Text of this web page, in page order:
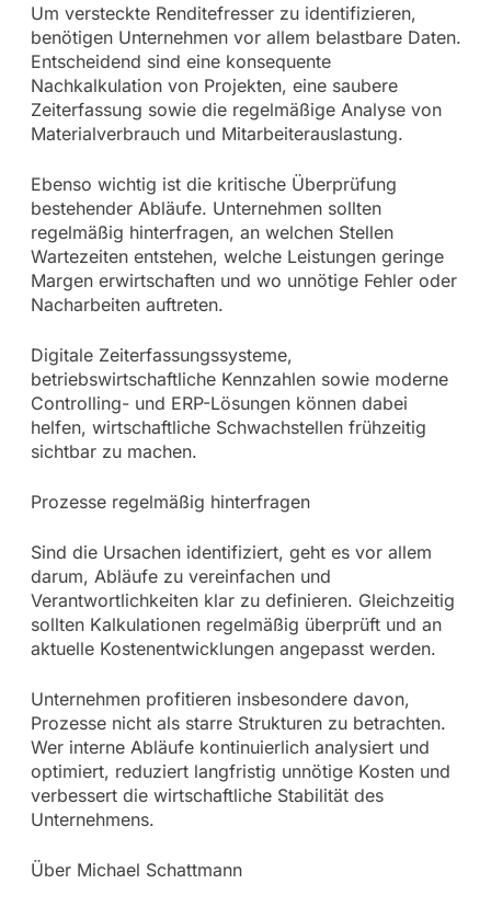
Um versteckte Renditefresser zu identifizieren,
benötigen Unternehmen vor allem belastbare Daten.
Entscheidend sind eine konsequente
Nachkalkulation von Projekten, eine saubere
Zeiterfassung sowie die regelmäßige Analyse von
Materialverbrauch und Mitarbeiterauslastung.
Ebenso wichtig ist die kritische Überprüfung
bestehender Abläufe. Unternehmen sollten
regelmäßig hinterfragen, an welchen Stellen
Wartezeiten entstehen, welche Leistungen geringe
Margen erwirtschaften und wo unnötige Fehler oder
Nacharbeiten auftreten.
Digitale Zeiterfassungssysteme,
betriebswirtschaftliche Kennzahlen sowie moderne
Controlling- und ERP-Lösungen können dabei
helfen, wirtschaftliche Schwachstellen frühzeitig
sichtbar zu machen.
Prozesse regelmäßig hinterfragen
Sind die Ursachen identifiziert, geht es vor allem
darum, Abläufe zu vereinfachen und
Verantwortlichkeiten klar zu definieren. Gleichzeitig
sollten Kalkulationen regelmäßig überprüft und an
aktuelle Kostenentwicklungen angepasst werden.
Unternehmen profitieren insbesondere davon,
Prozesse nicht als starre Strukturen zu betrachten.
Wer interne Abläufe kontinuierlich analysiert und
optimiert, reduziert langfristig unnötige Kosten und
verbessert die wirtschaftliche Stabilität des
Unternehmens.
Über Michael Schattmann